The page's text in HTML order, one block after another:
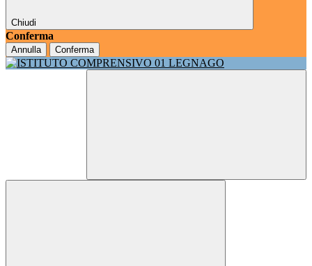
Chiudi
Conferma
Annulla Conferma